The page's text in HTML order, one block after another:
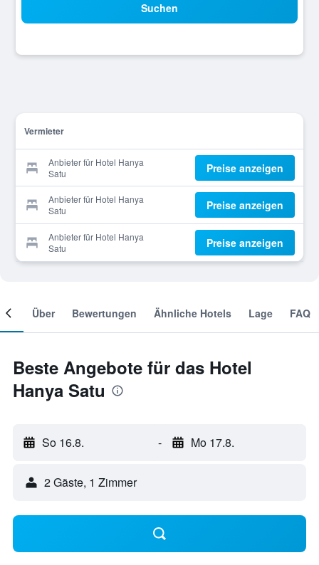
Suchen
Vermieter
Anbieter für Hotel Hanya
Satu
Preise anzeigen
Anbieter für Hotel Hanya
Satu
Preise anzeigen
Anbieter für Hotel Hanya
Satu
Preise anzeigen
Über Bewertungen Ähnliche Hotels Lage FAQ
Beste Angebote für das Hotel
Hanya Satu
So 16.8. - Mo 17.8.
2 Gäste, 1 Zimmer